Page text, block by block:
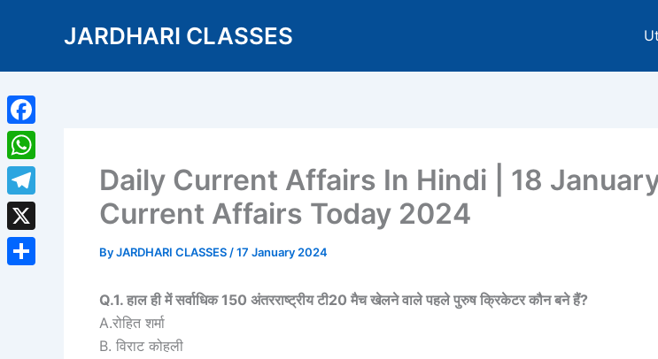
JARDHARI CLASSES
Daily Current Affairs In Hindi | 18
Current Affairs Today 2024
ByJARDHARI CLASSES /17 January 2024
Q.1. हाल ही में सर्वाधिक 150 अंतरराष्ट्रीय टी20 मैच खेलने वाले पहले पुरुष क्रिकेटर कौन बने हैं?
A.रोहित शर्मा
B. विराट कोहली
Facebook
WhatsApp
Telegram
X